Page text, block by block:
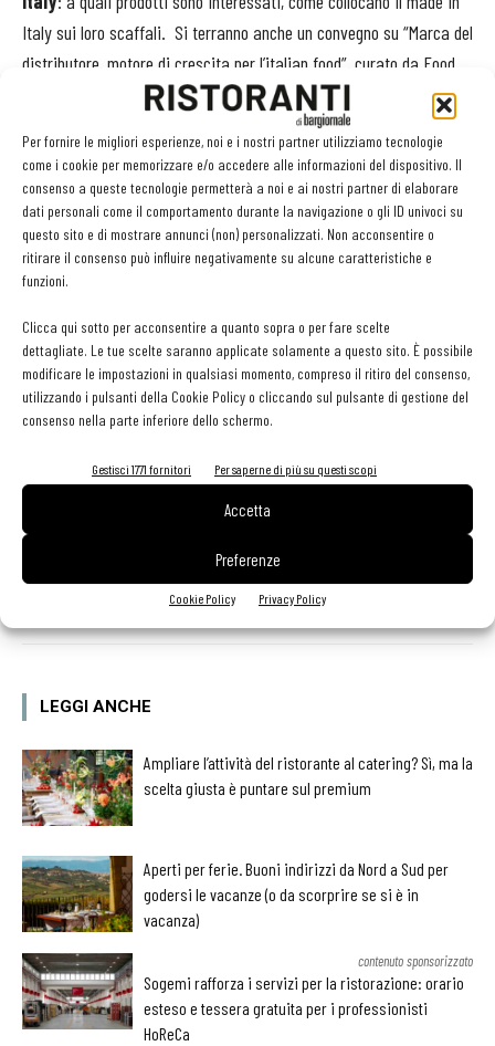
Per fornire le migliori esperienze, noi e i nostri partner utilizziamo tecnologie
come i cookie per memorizzare e/o accedere alle informazioni del dispositivo. Il
consenso a queste tecnologie permetterà a noi e ai nostri partner di elaborare
dati personali come il comportamento durante la navigazione o gli ID univoci su
questo sito e di mostrare annunci (non) personalizzati. Non acconsentire o
ritirare il consenso può influire negativamente su alcune caratteristiche e
funzioni.
Clicca qui sotto per acconsentire a quanto sopra o per fare scelte
dettagliate. Le tue scelte saranno applicate solamente a questo sito. È possibile
modificare le impostazioni in qualsiasi momento, compreso il ritiro del consenso,
utilizzando i pulsanti della Cookie Policy o cliccando sul pulsante di gestione del
consenso nella parte inferiore dello schermo.
Gestisci 1771 fornitori Per saperne di più su questi scopi
Accetta
Preferenze
Cookie Policy Privacy Policy
Italy sui loro scaffali. Si terranno anche un convegno su “Marca del
distributore, motore di crescita per l’italian food”, curato da Food
Magazine e il workshop “Retail Info & Design del negozio futuro”, in
collaborazione con Celfa e RetailWatch.it sulle soluzioni e
tecnologie abilitanti per l'evoluzione della shopping experience.
L’edizione 2016 di “ Pianeta Nutrizione” si terrà il 12 maggio,
dalle 9,30 alle 17, con un convegno intitolato “Alimenti: miti e
controversie
Informazioni dettagliate sui nuovi prodotti saranno disponibili sul
sitoCibus.ita partire dal 6 maggio.
Twitter
LEGGI ANCHE
Ampliare l’attività del ristorante al catering? Sì, ma la
scelta giusta è puntare sul premium
Aperti per ferie. Buoni indirizzi da Nord a Sud per
godersi le vacanze (o da scorprire se si è in
vacanza)
contenuto sponsorizzato
Sogemi rafforza i servizi per la ristorazione: orario
esteso e tessera gratuita per i professionisti
HoReCa